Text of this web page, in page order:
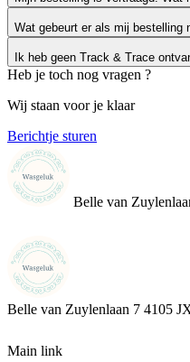
Wat gebeurt er als mij bestelling
Ik heb geen Track & Trace
Heb je toch nog vragen ?
Wij staan voor je klaar
Berichtje sturen
Belle van
Belle van Zuylenlaan 7 4105
Main link